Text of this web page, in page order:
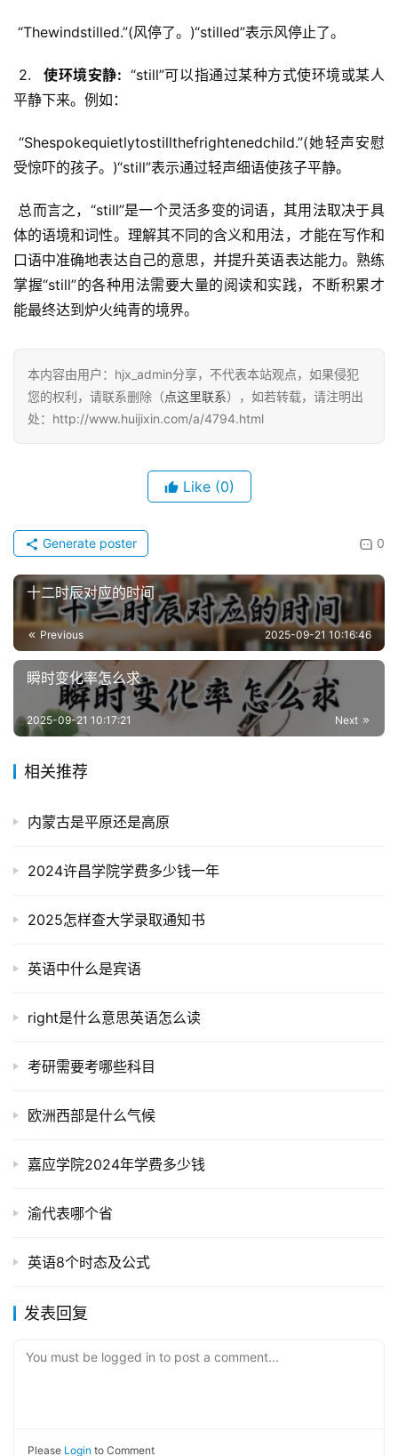
“Thewindstilled.”(风停了。)“stilled”表示风停止了。
2.
  使环境安静:
“still”可以指通过某种方式使环境或某人
平静下来。例如：
“Shespokequietlytostillthefrightenedchild.”(她轻声安慰
受惊吓的孩子。)“still”表示通过轻声细语使孩子平静。
体的语境和词性。理解其不同的含义和用法，才能在写作和
口语中准确地表达自己的意思，并提升英语表达能力。熟练
掌握“still”的各种用法需要大量的阅读和实践，不断积累才
能最终达到炉火纯青的境界。
本内容由用户：hjx_admin分享，不代表本站观点，如果侵犯
您的权利，请联系删除（点这里联系），如若转载，请注明出
处：http://www.huijixin.com/a/4794.html
Like (0)
0
Generate poster
十二时辰对应的时间
Previous 2025-09-21 10:16:46
瞬时变化率怎么求
Next
2025-09-21 10:17:21
相关推荐
内蒙古是平原还是高原
2024许昌学院学费多少钱一年
2025怎样查大学录取通知书
英语中什么是宾语
right是什么意思英语怎么读
考研需要考哪些科目
欧洲西部是什么气候
嘉应学院2024年学费多少钱
渝代表哪个省
英语8个时态及公式
发表回复
You must be logged in to post a comment...
Please Login to Comment